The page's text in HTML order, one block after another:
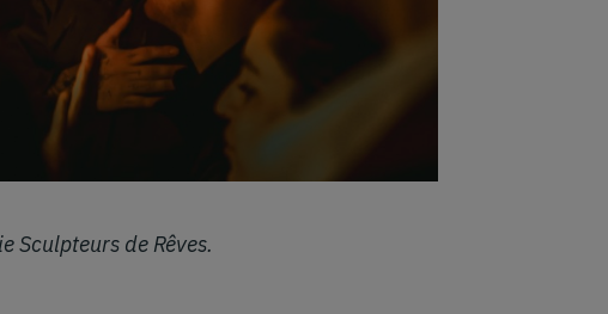
Sculpteurs de Rêves.